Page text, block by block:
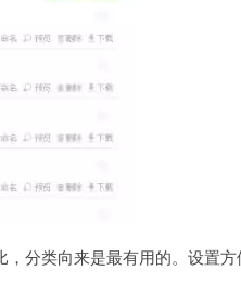
分类向来是最有用的。设置方